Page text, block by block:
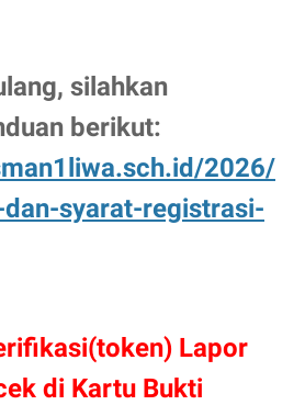
silahkan
berikut:
2026/
syarat-registrasi-
Lapor
di Kartu Bukti